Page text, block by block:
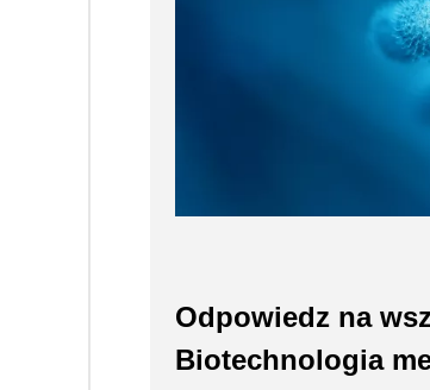
Odpowiedz na
Biotechnologia